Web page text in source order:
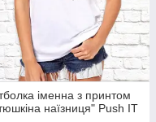
іменна з принтом
наїзниця" Push IT